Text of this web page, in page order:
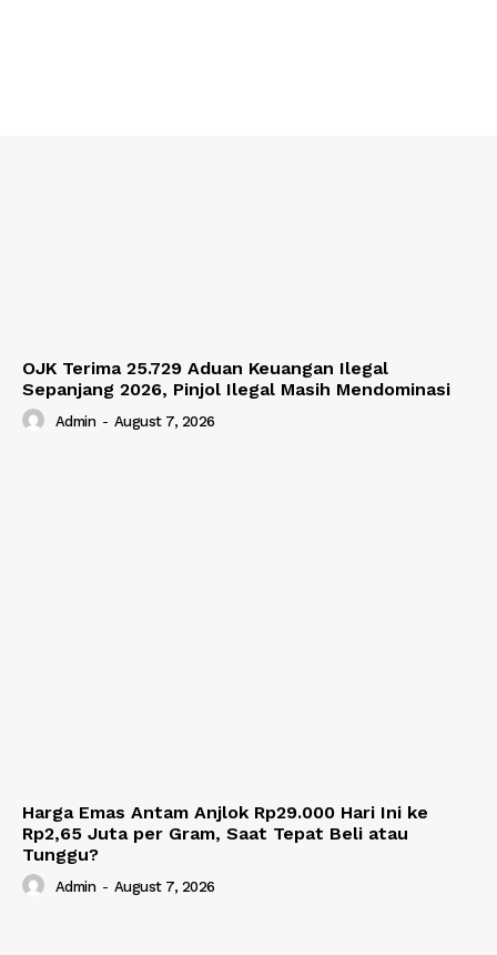
OJK Terima 25.729 Aduan Keuangan Ilegal
Sepanjang 2026, Pinjol Ilegal Masih Mendominasi
Admin - August 7, 2026
Harga Emas Antam Anjlok Rp29.000 Hari Ini ke
Rp2,65 Juta per Gram, Saat Tepat Beli atau
Tunggu?
Admin - August 7, 2026